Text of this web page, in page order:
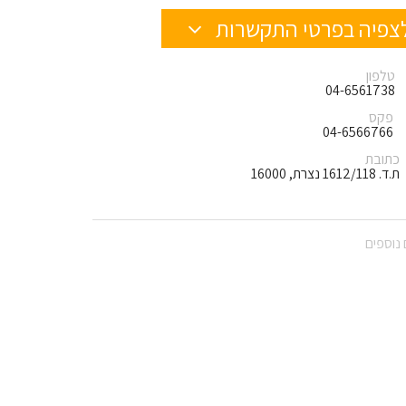
בפרטי התקשרות
טלפון
04-6561738
פקס
04-6566766
כתובת
ת.ד. 1612/118 נצרת, 16000